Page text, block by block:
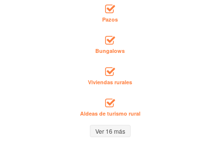
Pazos
Bungalows
Viviendas rurales
Aldeas de turismo rural
Ver 16 más